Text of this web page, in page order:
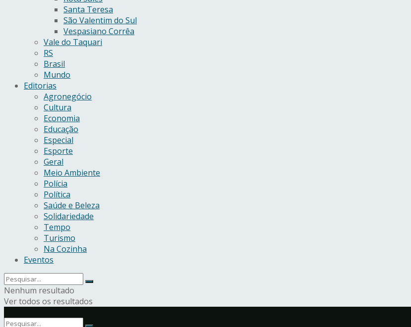
Santa Teresa
São Valentim do Sul
Vespasiano Corrêa
Vale do Taquari
RS
Brasil
Mundo
Editorias
Agronegócio
Cultura
Economia
Educação
Especial
Esporte
Geral
Meio Ambiente
Polícia
Política
Saúde e Beleza
Solidariedade
Tempo
Turismo
Na Cozinha
Eventos
Nenhum resultado
Ver todos os resultados